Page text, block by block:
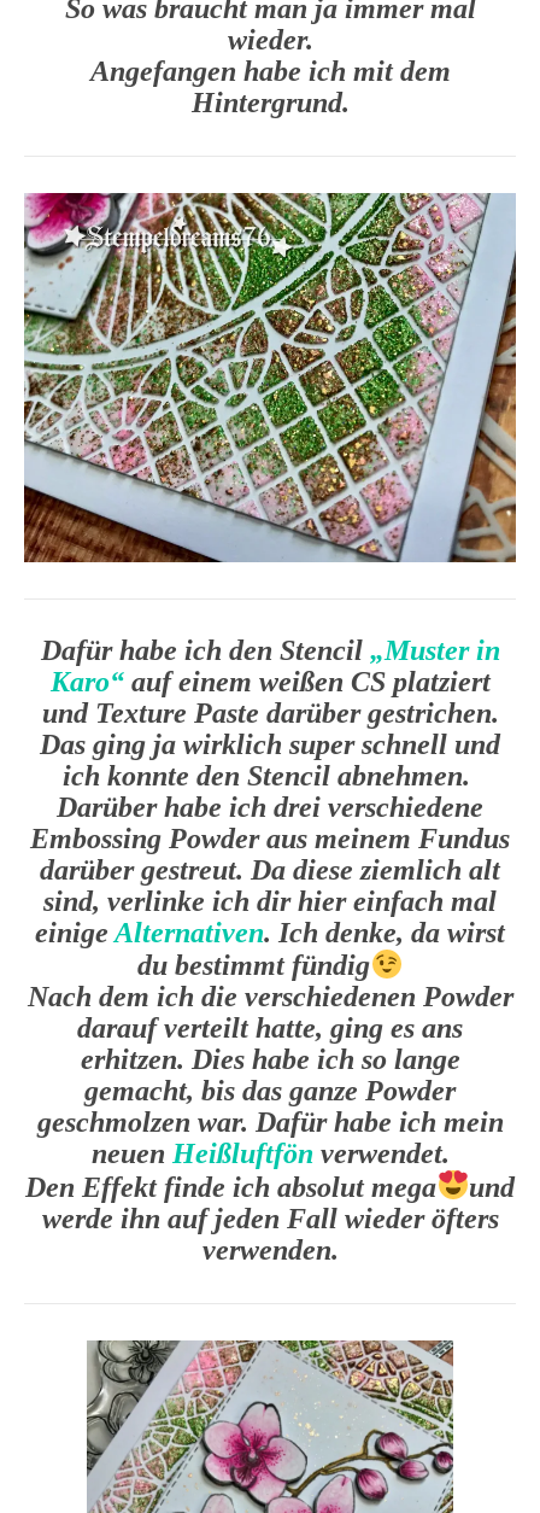
So was braucht man ja immer mal
wieder.
Angefangen habe ich mit dem
Hintergrund.
Dafür habe ich den Stencil „Muster in
Karo“auf einem weißen CS platziert
und Texture Paste darüber gestrichen.
Das ging ja wirklich super schnell und
ich konnte den Stencil abnehmen.
Darüber habe ich drei verschiedene
Embossing Powder aus meinem Fundus
darüber gestreut. Da diese ziemlich alt
sind, verlinke ich dir hier einfach mal
einige Alternativen. Ich denke, da wirst
du bestimmt fündig
Nach dem ich die verschiedenen Powder
darauf verteilt hatte, ging es ans
erhitzen. Dies habe ich so lange
gemacht, bis das ganze Powder
geschmolzen war. Dafür habe ich mein
neuen Heißluftfön verwendet.
Den Effekt finde ich absolut mega
und
werde ihn auf jeden Fall wieder öfters
verwenden.